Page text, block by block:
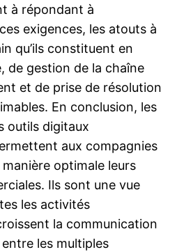
à répondant à
exigences, les atouts à
qu’ils constituent en
de gestion de la chaîne
et de prise de résolution
En conclusion, les
outils digitaux
aux compagnies
optimale leurs
Ils sont une vue
les activités
la communication
les multiples